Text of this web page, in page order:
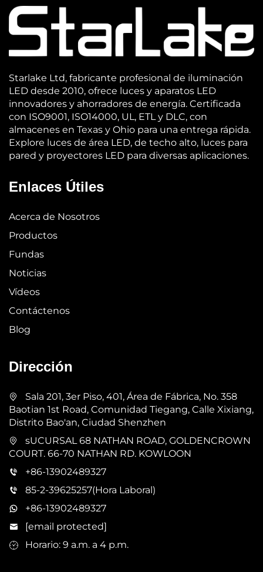
Starlake Ltd, fabricante profesional de iluminación
LED desde 2010, ofrece luces y aparatos LED
innovadores y ahorradores de energía. Certificada
con ISO9001, ISO14000, UL, ETL y DLC, con
almacenes en Texas y Ohio para una entrega rápida.
Explore luces de área LED, de techo alto, luces para
pared y proyectores LED para diversas aplicaciones.
Enlaces Útiles
Acerca de Nosotros
Productos
Fundas
Noticias
Vídeos
Contáctenos
Blog
Dirección
Sala 201, 3er Piso, 401, Área de Fábrica, No. 358
Baotian 1st Road, Comunidad Tiegang, Calle Xixiang,
Distrito Bao'an, Ciudad Shenzhen
sUCURSAL 68 NATHAN ROAD, GOLDENCROWN
COURT. 66-70 NATHAN RD. KOWLOON
+86-13902489327
85-2-39625257(Hora Laboral)
+86-13902489327
[email protected]
Horario: 9 a.m. a 4 p.m.